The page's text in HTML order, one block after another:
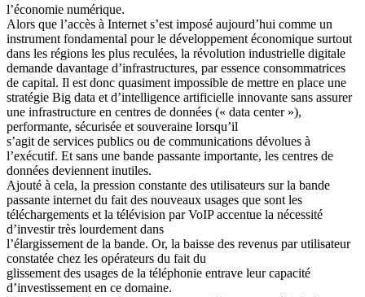
l’économie numérique.
Alors que l’accès à Internet s’est imposé aujourd’hui comme un
instrument fondamental pour le développement économique surtout
dans les régions les plus reculées, la révolution industrielle digitale
demande davantage d’infrastructures, par essence consommatrices
de capital. Il est donc quasiment impossible de mettre en place une
stratégie Big data et d’intelligence artificielle innovante sans assurer
une infrastructure en centres de données (« data center »),
performante, sécurisée et souveraine lorsqu’il
s’agit de services publics ou de communications dévolues à
l’exécutif. Et sans une bande passante importante, les centres de
données deviennent inutiles.
Ajouté à cela, la pression constante des utilisateurs sur la bande
passante internet du fait des nouveaux usages que sont les
téléchargements et la télévision par VoIP accentue la nécessité
d’investir très lourdement dans
l’élargissement de la bande. Or, la baisse des revenus par utilisateur
constatée chez les opérateurs du fait du
glissement des usages de la téléphonie entrave leur capacité
d’investissement en ce domaine.